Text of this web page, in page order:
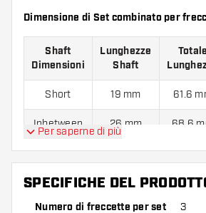
Dimensione di Set combinato per
Shaft
Dimensioni
Lunghezze
Shaft
Totale
Short 19 mm 61.6
Inbetween 26 mm 68.6
Medium 33 mm 75.6
Confezione da 3 pezzi.
Per saperne di più
SPECIFICHE DEL
Numero di freccette per set 3